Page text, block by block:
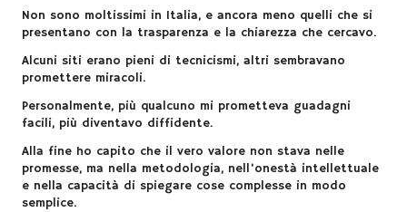
Non sono moltissimi in Italia, e ancora meno quelli che si
presentano con la trasparenza e la chiarezza che cercavo.
Alcuni siti erano pieni di tecnicismi, altri sembravano
promettere miracoli.
Personalmente, più qualcuno mi prometteva guadagni
facili, più diventavo diffidente.
Alla fine ho capito che il vero valore non stava nelle
promesse, ma nella metodologia, nell’onestà intellettuale
e nella capacità di spiegare cose complesse in modo
semplice.